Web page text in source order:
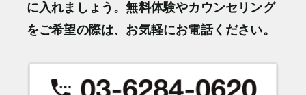
に入れましょう。無料体験やカウンセリング
をご希望の際は、お気軽にお電話ください。